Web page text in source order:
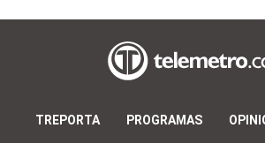
TREPORTA PROGRAMAS